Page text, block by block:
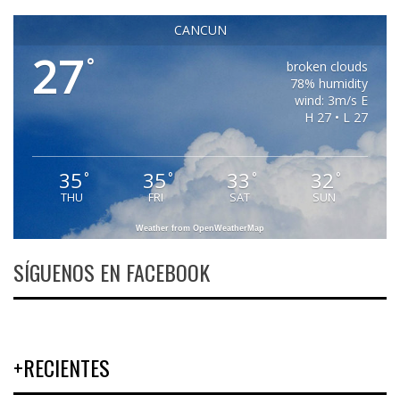
CANCUN
27°
broken clouds
78% humidity
wind: 3m/s E
H 27 • L 27
35°
THU
35°
FRI
33 °
SAT
32 °
SUN
Weather from OpenWeatherMap
SÍGUENOS EN FACEBOOK
+RECIENTES